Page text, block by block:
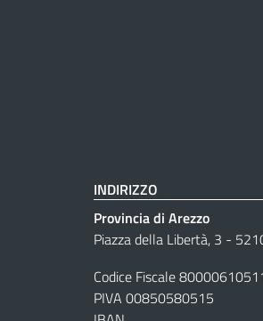
INDIRIZZO
Provincia di Arezzo
Piazza della Libertà, 3 -
Codice Fiscale
PIVA 00850580515